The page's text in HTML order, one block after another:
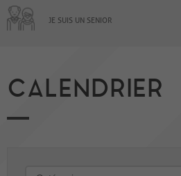
JE SUIS UN SENIOR
CALENDRIER